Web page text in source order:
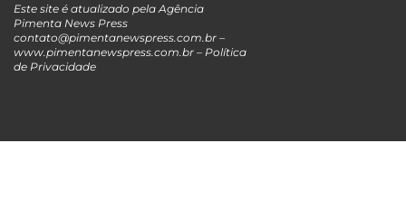
Este site é atualizado pela Agência
Pimenta News Press
contato@pimentanewspress.com.br –
www.pimentanewspress.com.br – Política
de Privacidade